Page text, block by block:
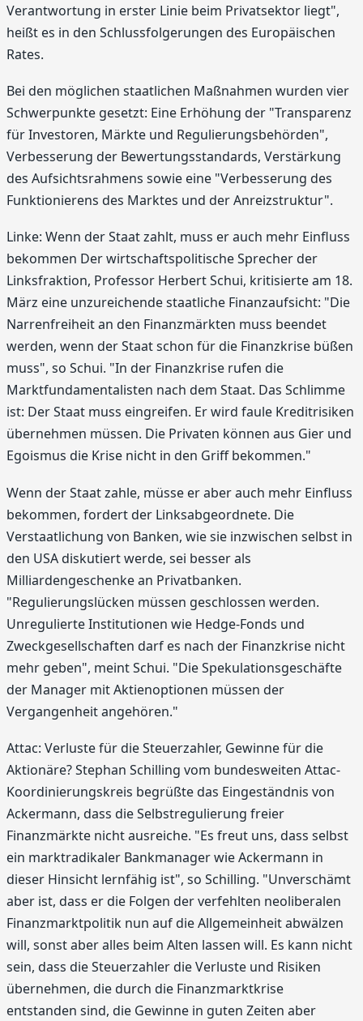
Verantwortung in erster Linie beim Privatsektor liegt",
heißt es in den Schlussfolgerungen des Europäischen
Rates.
Bei den möglichen staatlichen Maßnahmen wurden vier
Schwerpunkte gesetzt: Eine Erhöhung der "Transparenz
für Investoren, Märkte und Regulierungsbehörden",
Verbesserung der Bewertungsstandards, Verstärkung
des Aufsichtsrahmens sowie eine "Verbesserung des
Funktionierens des Marktes und der Anreizstruktur".
Linke: Wenn der Staat zahlt, muss er auch mehr Einfluss
bekommen Der wirtschaftspolitische Sprecher der
Linksfraktion, Professor Herbert Schui, kritisierte am 18.
März eine unzureichende staatliche Finanzaufsicht: "Die
Narrenfreiheit an den Finanzmärkten muss beendet
werden, wenn der Staat schon für die Finanzkrise büßen
muss", so Schui. "In der Finanzkrise rufen die
Marktfundamentalisten nach dem Staat. Das Schlimme
ist: Der Staat muss eingreifen. Er wird faule Kreditrisiken
übernehmen müssen. Die Privaten können aus Gier und
Egoismus die Krise nicht in den Griff bekommen."
Wenn der Staat zahle, müsse er aber auch mehr Einfluss
bekommen, fordert der Linksabgeordnete. Die
Verstaatlichung von Banken, wie sie inzwischen selbst in
den USA diskutiert werde, sei besser als
Milliardengeschenke an Privatbanken.
"Regulierungslücken müssen geschlossen werden.
Unregulierte Institutionen wie Hedge-Fonds und
Zweckgesellschaften darf es nach der Finanzkrise nicht
mehr geben", meint Schui. "Die Spekulationsgeschäfte
der Manager mit Aktienoptionen müssen der
Vergangenheit angehören."
Attac: Verluste für die Steuerzahler, Gewinne für die
Aktionäre? Stephan Schilling vom bundesweiten Attac-
Koordinierungskreis begrüßte das Eingeständnis von
Ackermann, dass die Selbstregulierung freier
Finanzmärkte nicht ausreiche. "Es freut uns, dass selbst
ein marktradikaler Bankmanager wie Ackermann in
dieser Hinsicht lernfähig ist", so Schilling. "Unverschämt
aber ist, dass er die Folgen der verfehlten neoliberalen
Finanzmarktpolitik nun auf die Allgemeinheit abwälzen
will, sonst aber alles beim Alten lassen will. Es kann nicht
sein, dass die Steuerzahler die Verluste und Risiken
übernehmen, die durch die Finanzmarktkrise
entstanden sind, die Gewinne in guten Zeiten aber